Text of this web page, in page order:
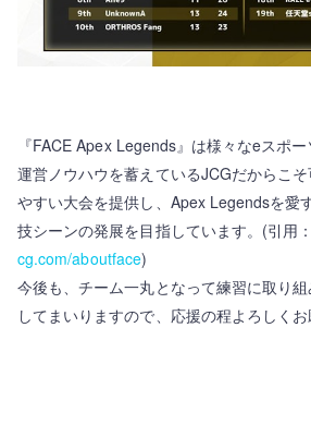
『FACE Apex Legends』は様々なeスポ
運営ノウハウを蓄えているJCGだからこ
やすい大会を提供し、Apex Legendsを愛
技シーンの発展を目指しています。(引用：
cg.com/aboutface)
今後も、チーム一丸となって練習に取り
してまいりますので、応援の程よろしくお